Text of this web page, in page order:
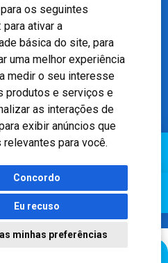
os seguintes
para ativar a
básica do site, para
uma melhor experiência
medir o seu interesse
produtos e serviços e
as interações de
exibir anúncios que
relevantes para você.
Concordo
Eu recuso
minhas preferências
– Floresta, Porto Alegre – RS,
Antonio Nasi - CREMERS 11217
- Registro Empresa (CRM-RS): 425